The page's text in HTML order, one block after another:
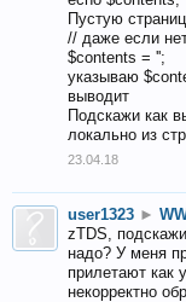
Пустую
// даже если
$contents = '';
указываю
выводит
Подскажи как
локально из
23.04.18
user1323 ►
zTDS,
надо? У меня
прилетают как
некорректно